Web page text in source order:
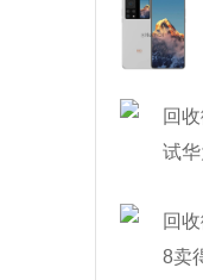
回
试华
回
8卖